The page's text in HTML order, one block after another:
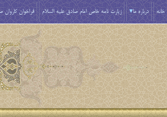
خانه درباره ما زیارت نامه خاص امام صادق علیه السلام فراخوان کاروان